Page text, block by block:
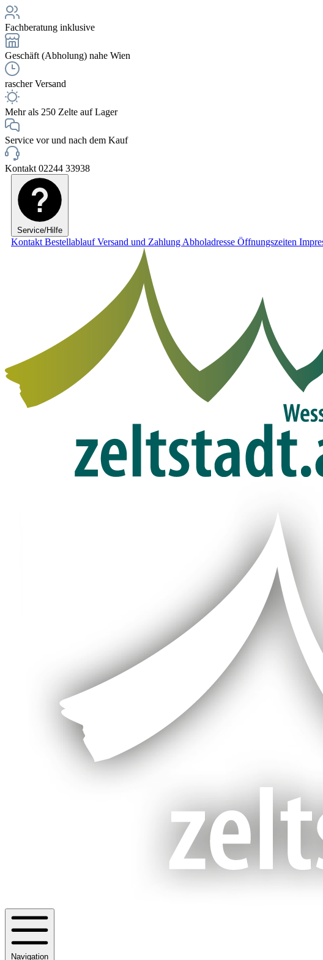
Fachberatung inklusive
Geschäft (Abholung) nahe Wien
rascher Versand
Mehr als 250 Zelte auf Lager
Service vor und nach dem Kauf
Kontakt 02244 33938
Service/Hilfe
Kontakt BestellablaufVersand und Zahlung Abholadresse Öffnungszeiten
Navigation